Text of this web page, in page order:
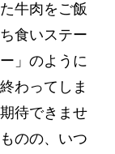
牛肉をご飯
食いステー
」のように
わってしま
待できませ
のの、いつ